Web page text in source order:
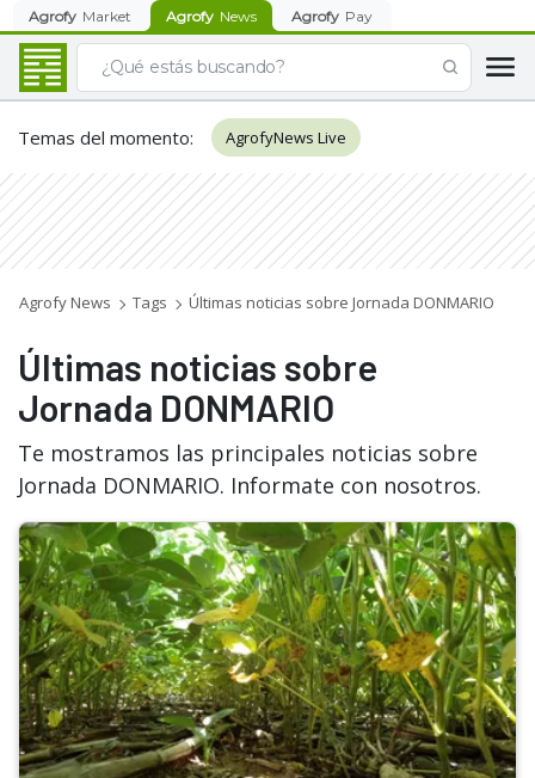
Agrofy Market Agrofy News Agrofy Pay
Temas del momento: AgrofyNews Live
Agrofy News Tags Últimas noticias sobre Jornada DONMARIO
Últimas noticias sobre
Jornada DONMARIO
Te mostramos las principales noticias sobre
Jornada DONMARIO. Informate con nosotros.